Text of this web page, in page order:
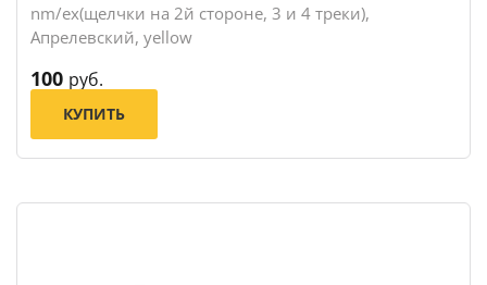
nm/ex(щелчки на 2й стороне, 3 и 4 треки),
Апрелевский, yellow
100 руб.
КУПИТЬ